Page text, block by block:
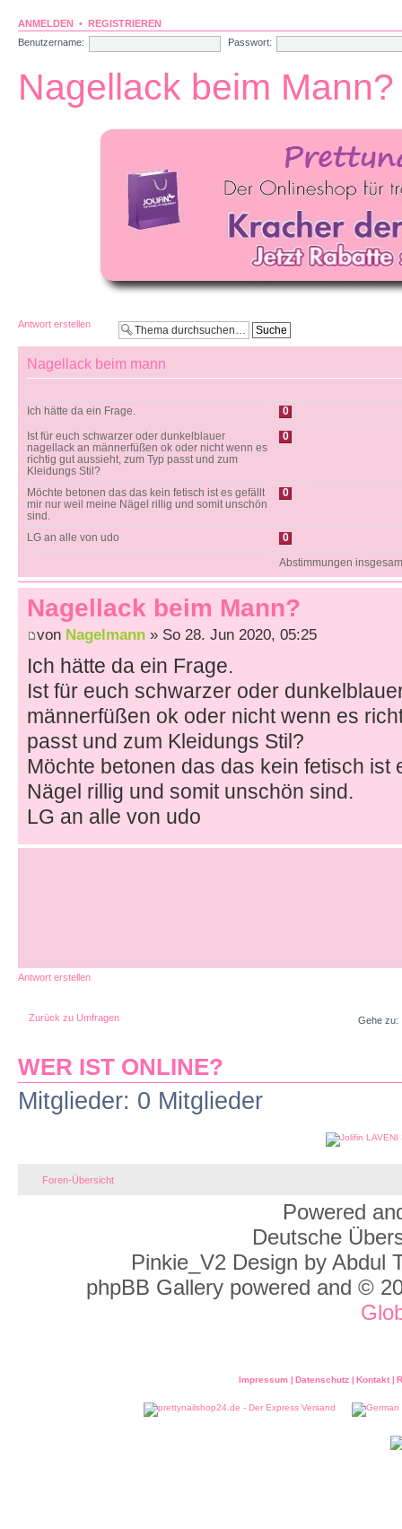
ANMELDEN • REGISTRIEREN
Benutzername:
Passwort:
Nagellack beim Mann?
Antwort erstellen
Nagellack beim mann
Ich hätte da ein Frage.
0
Ist für euch schwarzer oder dunkelblauer
nagellack an männerfüßen ok oder nicht wenn es
richtig gut aussieht, zum Typ passt und zum
Kleidungs Stil?
0
Möchte betonen das das kein fetisch ist es gefällt
mir nur weil meine Nägel rillig und somit unschön
sind.
0
LG an alle von udo
0
Abstimmungen
Nagellack beim Mann?
von Nagelmann » So 28. Jun 2020, 05:25
Ich hätte da ein Frage.
Ist für euch schwarzer oder
männerfüßen ok oder nicht wenn es
passt und zum Kleidungs Stil?
Möchte betonen das das kein fetisch ist
Nägel rillig und somit unschön sind.
LG an alle von udo
Antwort erstellen
Zurück zu Umfragen Gehe zu:
WER IST ONLINE?
Mitglieder: 0 Mitglieder
Foren-Übersicht
Powered
Deutsche
Pinkie_V2 Design by Abdul
phpBB Gallery powered and ©
Impressum | Datenschutz | Kontakt |